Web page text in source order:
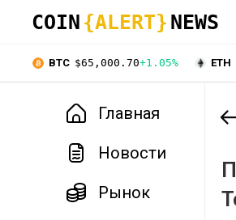
COIN {ALERT} NEWS
BTC $65,000.70+1.05% ETH
Главная
Новости
Рынок